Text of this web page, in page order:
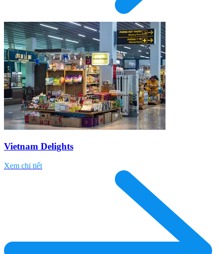
Vietnam Delights
Xem chi tiết